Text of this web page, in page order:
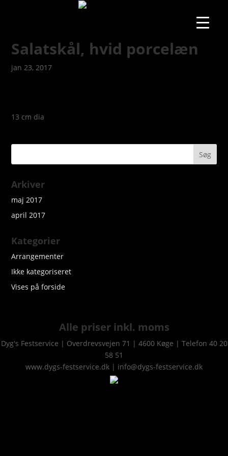
Salatskål, hvid porcelæn
jan 23, 2017
13 cm dia
Arkiver
maj 2017
april 2017
Kategorier
Arrangementer
Ikke kategoriseret
Vises på forside
Alle priser inkl. moms
Dyg's Festservice | Overdrevsvejen 71 | 4600 Køge | Telefon 40 20
58 51
www.dygs-festservice.dk | info@dygs-festservice.dk